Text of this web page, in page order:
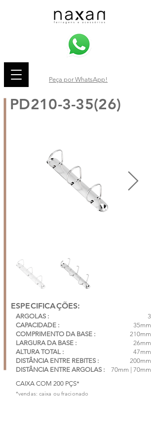
Peça por WhatsApp!
PD210-3-35(26)
ESPECIFICAÇÕES:
ARGOLAS :
CAPACIDADE :
COMPRIMENTO DA BASE :
LARGURA DA BASE :
ALTURA TOTAL :
DISTÂNCIA ENTRE REBITES :
DISTÂNCIA ENTRE ARGOLAS :
3
35mm
210mm
26mm
47mm
200mm
70mm | 70mm
CAIXA COM 200 PÇS*
*vendas: caixa ou fracionado